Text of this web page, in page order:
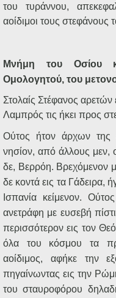
του τυράννου,
αοίδιμοι τους στεφάνους
Μνήμη του Οσίου
Ομολογητού, του
Στολαίς Στέφανος αρετών
Λαμπρός τις ήκει προς
Ούτος ήτον άρχων της
νησίον, από άλλους μεν,
δε, Βερρόη. Βρεχόμενον
δε κοντά εις τα Γάδειρα,
Ισπανία κείμενον.
ανετράφη με ευσεβή
περισσότερον εις τον
όλα του κόσμου τα
αοίδιμος, αφήκε την
πηγαίνωντας εις την
του σταυροφόρου